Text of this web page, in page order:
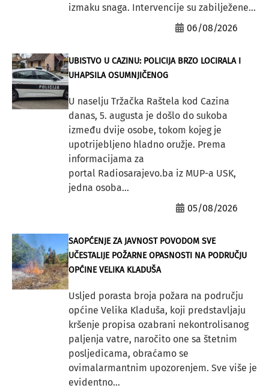
izmaku snaga. Intervencije su zabilježene...
06/08/2026
UBISTVO U CAZINU: POLICIJA BRZO LOCIRALA I
UHAPSILA OSUMNJIČENOG
U naselju Tržačka Raštela kod Cazina
danas, 5. augusta je došlo do sukoba
između dvije osobe, tokom kojeg je
upotrijebljeno hladno oružje. Prema
informacijama za
portal Radiosarajevo.ba iz MUP-a USK,
jedna osoba...
05/08/2026
SAOPĆENJE ZA JAVNOST POVODOM SVE
UČESTALIJE POŽARNE OPASNOSTI NA PODRUČJU
OPĆINE VELIKA KLADUŠA
Usljed porasta broja požara na području
općine Velika Kladuša, koji predstavljaju
kršenje propisa ozabrani nekontrolisanog
paljenja vatre, naročito one sa štetnim
posljedicama, obraćamo se
ovimalarmantnim upozorenjem. Sve više je
evidentno...